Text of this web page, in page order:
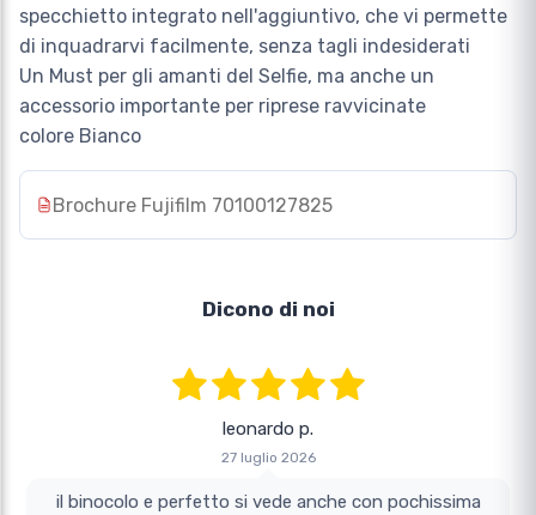
specchietto integrato nell'aggiuntivo, che vi permette
di inquadrarvi facilmente, senza tagli indesiderati
Un Must per gli amanti del Selfie, ma anche un
accessorio importante per riprese ravvicinate
colore Bianco
Brochure Fujifilm 70100127825
Dicono di noi
leonardo p.
27 luglio 2026
il binocolo e perfetto si vede anche con pochissima